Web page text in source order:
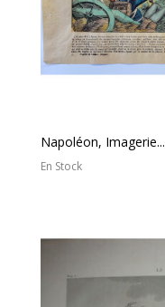
Napoléon, Imagerie...
En Stock